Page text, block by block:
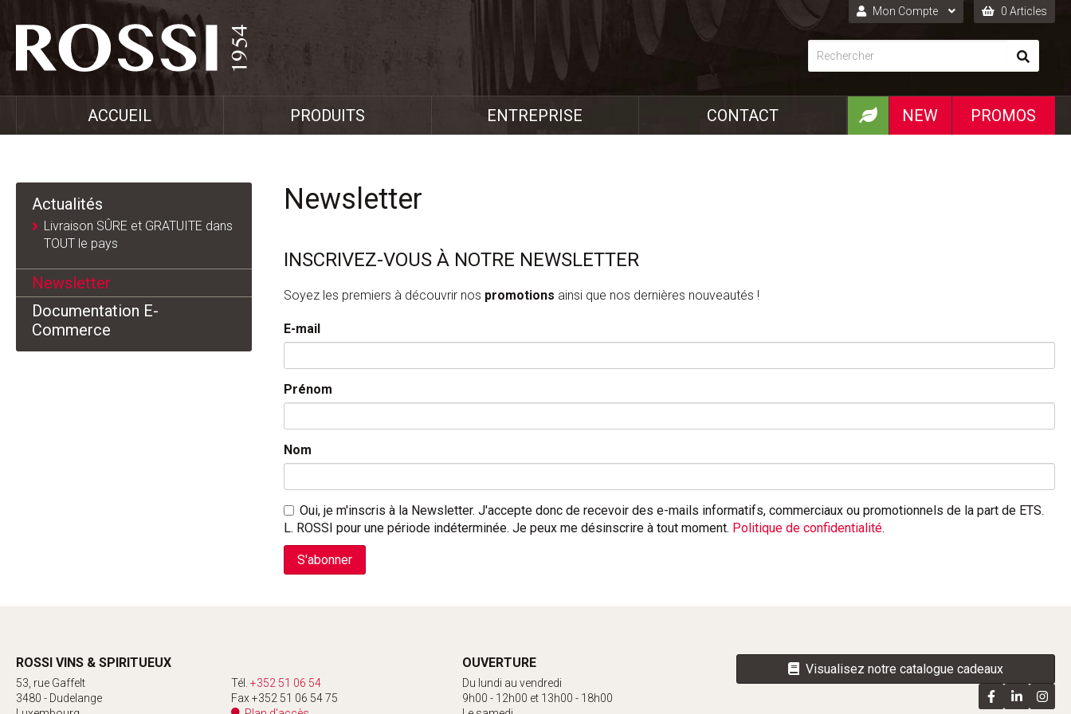
Mon Compte
Connexion
Inscription
0 Articles
ACCUEIL PRODUITS ENTREPRISE CONTACT PROMOS
NEW
Actualités
Livraison SÛRE et GRATUITE dans
TOUT le pays
Newsletter
Documentation E-
Commerce
Newsletter
INSCRIVEZ-VOUS À NOTRE NEWSLETTER
Soyez les premiers à découvrir nos promotions ainsi que nos dernières nouveautés !
E-mail
Prénom
Nom
Oui, je m'inscris à la Newsletter. J'accepte donc de recevoir des e-mails informatifs, commerciaux ou promotionnels de la part de ETS.
L. ROSSI pour une période indéterminée. Je peux me désinscrire à tout moment. Politique de confidentialité.
ROSSI VINS & SPIRITUEUX
53, rue Gaffelt
3480 - Dudelange
Tél. +352 51 06 54
Fax +352 51 06 54 75
OUVERTURE
Du lundi au vendredi
9h00 - 12h00 et 13h00 - 18h00
Visualisez notre catalogue cadeaux